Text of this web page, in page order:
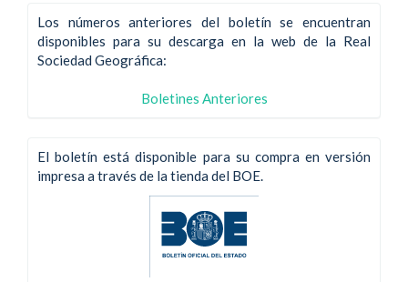
lateral
Los números anteriores del boletín se encuentran
disponibles para su descarga en la web de la Real
Sociedad Geográfica:
Boletines Anteriores
El boletín está disponible para su compra en versión
impresa a través de la tienda del BOE.